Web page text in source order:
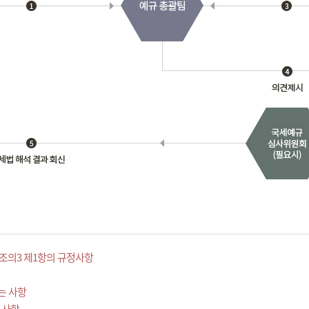
의3 제1항의 규정사항
사항